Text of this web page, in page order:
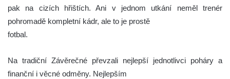
pak na cizích hřištích. Ani v jednom utkání neměl trenér
pohromadě kompletní kádr, ale to je prostě
fotbal.
Na tradiční Závěrečné převzali nejlepší jednotlivci poháry a
finanční i věcné odměny. Nejlepším